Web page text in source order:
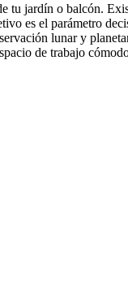
tu jardín o balcón.
es el parámetro
lunar y
de trabajo